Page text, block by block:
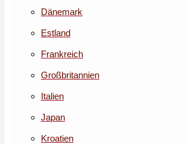
Dänemark
Estland
Frankreich
Großbritannien
Italien
Japan
Kroatien